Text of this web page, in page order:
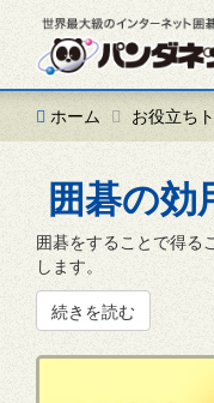
ホーム
お役立ち
囲碁の効
囲碁をすることで得る
します。
続きを読む